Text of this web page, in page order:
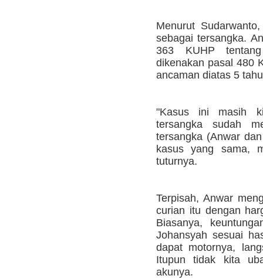
Menurut
sebagai tersangka.
363 KUHP
dikenakan pasal 480
ancaman diatas 5
"Kasus ini masih
tersangka sudah
tersangka (Anwar
kasus yang sama,
tuturnya.
Terpisah, Anwar
curian itu dengan
Biasanya,
Johansyah sesuai
dapat motornya,
Itupun tidak kita
akunya.